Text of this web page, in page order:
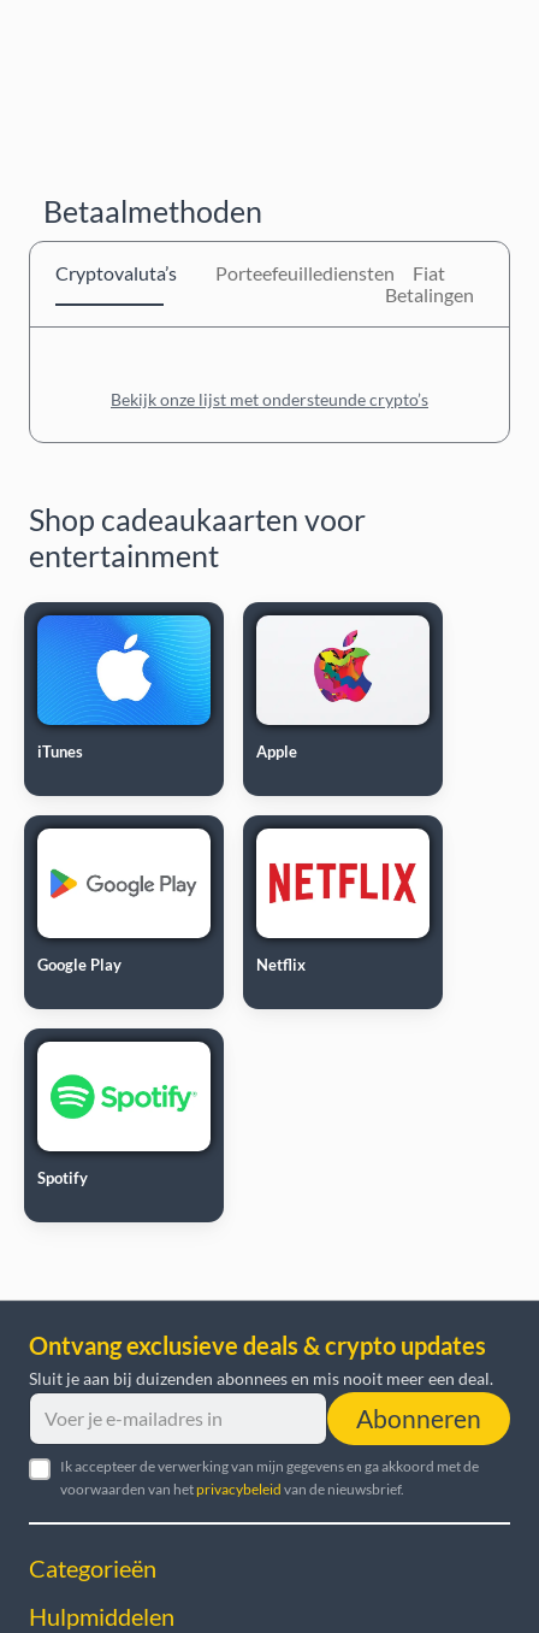
Betaalmethoden
Cryptovaluta’s Porteefeuillediensten
Fiat
Betalingen
Bekijk onze lijst met ondersteunde crypto’s
Shop cadeaukaarten voor
entertainment
iTunes Apple
Google Play Netflix
Spotify
Ontvang exclusieve deals & crypto updates
Sluit je aan bij duizenden abonnees en mis nooit meer een deal.
Abonneren
Ik accepteer de verwerking van mijn gegevens en ga akkoord met de
voorwaarden van hetprivacybeleid van de nieuwsbrief.
Categorieën
Hulpmiddelen